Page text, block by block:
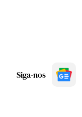
Siga-nos